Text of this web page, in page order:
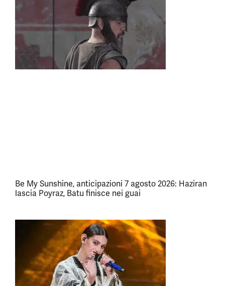
Be My Sunshine, anticipazioni 7 agosto 2026: Haziran
lascia Poyraz, Batu finisce nei guai